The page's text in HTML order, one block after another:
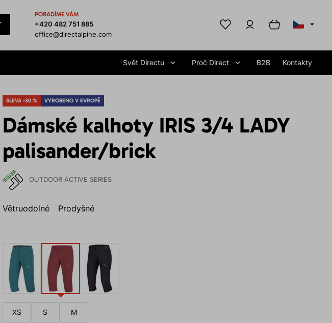
PORADÍME VÁM
+420 482 751 885
office@directalpine.com
Svět Directu Proč Direct B2B Kontakty
SLEVA -30 % VYROBENO V EVROPĚ
Dámské kalhoty IRIS 3/4 LADY
palisander/brick
OUTDOOR ACTIVE SERIES
Větruodolné Prodyšné
XS S M